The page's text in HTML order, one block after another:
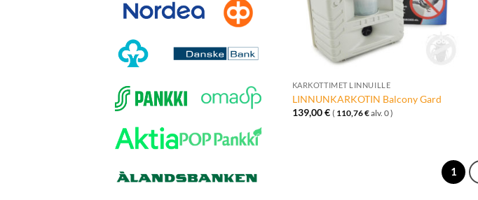
KARKOTTIMET LINNUILLE
LINNUNKARKOTIN Balcony Gard
139,00€ ( 110,76€alv. 0 )
1